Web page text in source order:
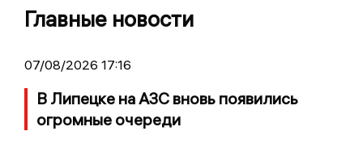
Главные новости
07/08/2026 17:16
В Липецке на АЗС вновь появились
огромные очереди